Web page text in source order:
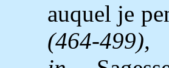
auquel je
(464-499),